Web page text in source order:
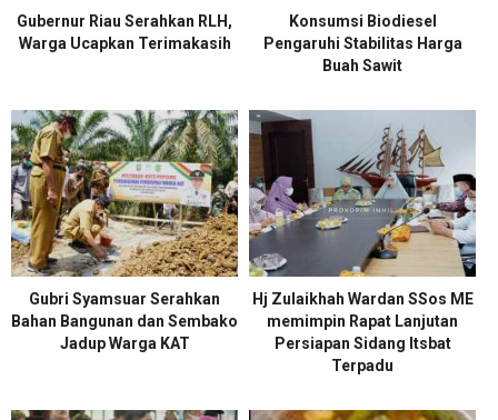
Gubernur Riau Serahkan RLH,
Warga Ucapkan Terimakasih
Konsumsi Biodiesel
Pengaruhi Stabilitas Harga
Buah Sawit
Gubri Syamsuar Serahkan
Bahan Bangunan dan Sembako
Jadup Warga KAT
Hj Zulaikhah Wardan SSos ME
memimpin Rapat Lanjutan
Persiapan Sidang Itsbat
Terpadu